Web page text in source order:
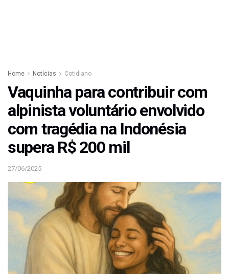
Home Notícias Cotidiano
Vaquinha para contribuir com
alpinista voluntário envolvido
com tragédia na Indonésia
supera R$ 200 mil
27/06/2025